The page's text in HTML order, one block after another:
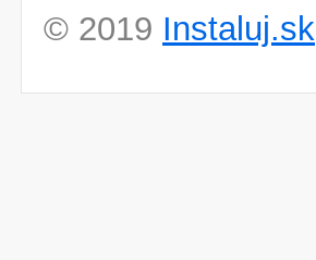
© 2019 Instaluj.sk